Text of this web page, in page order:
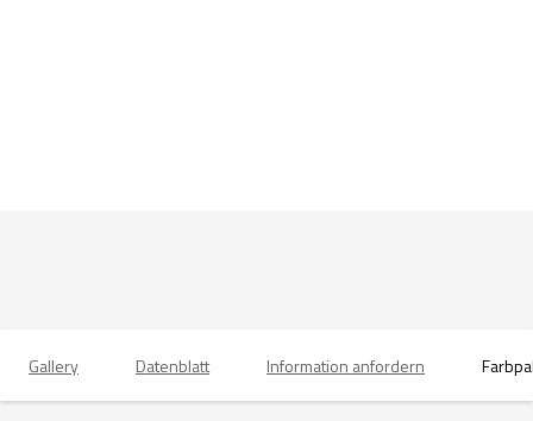
Gallery Datenblatt Information anfordern